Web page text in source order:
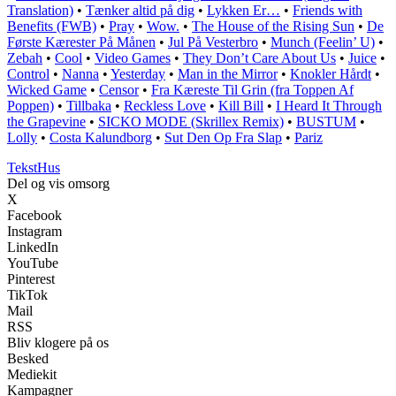
Translation) • Tænker altid på dig • Lykken Er… • Friends with
Benefits (FWB) • Pray • Wow. • The House of the Rising Sun • De
Første Kærester På Månen • Jul På Vesterbro • Munch (Feelin’ U) •
Zebah • Cool • Video Games • They Don’t Care About Us • Juice •
Control • Nanna • Yesterday • Man in the Mirror• Knokler Hårdt •
Wicked Game • Censor• Fra Kæreste Til Grin (fra Toppen Af
Poppen) • Tillbaka • Reckless Love • Kill Bill • I Heard It Through
the Grapevine • SICKO MODE (Skrillex Remix) • BUSTUM •
Lolly • Costa Kalundborg • Sut Den Op Fra Slap • Pariz
TekstHus
Del og vis omsorg
X
Facebook
Instagram
LinkedIn
YouTube
Pinterest
TikTok
Mail
RSS
Bliv klogere på os
Besked
Mediekit
Kampagner